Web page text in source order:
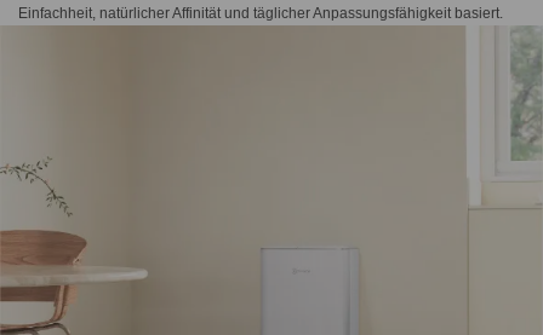
Einfachheit, natürlicher Affinität und täglicher Anpassungsfähigkeit basiert.